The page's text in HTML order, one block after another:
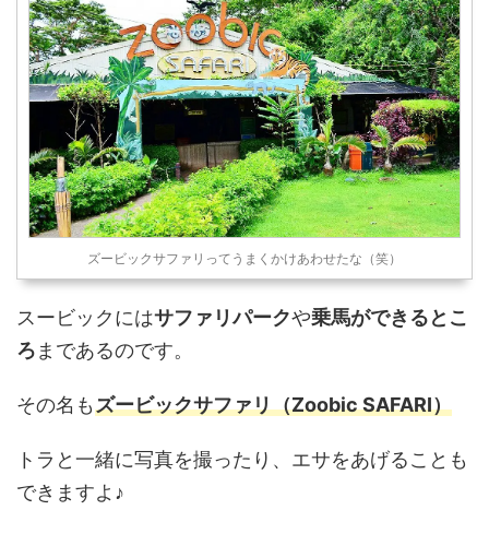
ズービックサファリってうまくかけあわせたな（笑）
スービックにはサファリパークや乗馬ができるとこ
ろまであるのです。
その名もズービックサファリ（Zoobic SAFARI）
トラと一緒に写真を撮ったり、エサをあげることも
できますよ♪